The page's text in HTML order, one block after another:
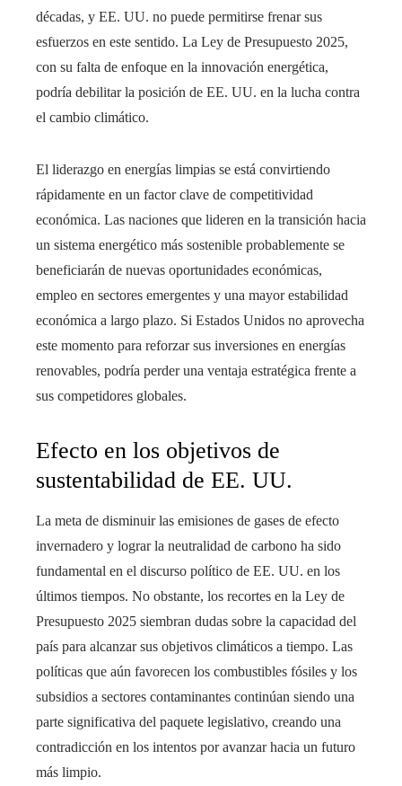
décadas, y EE. UU. no puede permitirse frenar sus
esfuerzos en este sentido. La Ley de Presupuesto 2025,
con su falta de enfoque en la innovación energética,
podría debilitar la posición de EE. UU. en la lucha contra
el cambio climático.
El liderazgo en energías limpias se está convirtiendo
rápidamente en un factor clave de competitividad
económica. Las naciones que lideren en la transición hacia
un sistema energético más sostenible probablemente se
beneficiarán de nuevas oportunidades económicas,
empleo en sectores emergentes y una mayor estabilidad
económica a largo plazo. Si Estados Unidos no aprovecha
este momento para reforzar sus inversiones en energías
renovables, podría perder una ventaja estratégica frente a
sus competidores globales.
Efecto en los objetivos de
sustentabilidad de EE. UU.
La meta de disminuir las emisiones de gases de efecto
invernadero y lograr la neutralidad de carbono ha sido
fundamental en el discurso político de EE. UU. en los
últimos tiempos. No obstante, los recortes en la Ley de
Presupuesto 2025 siembran dudas sobre la capacidad del
país para alcanzar sus objetivos climáticos a tiempo. Las
políticas que aún favorecen los combustibles fósiles y los
subsidios a sectores contaminantes continúan siendo una
parte significativa del paquete legislativo, creando una
contradicción en los intentos por avanzar hacia un futuro
más limpio.